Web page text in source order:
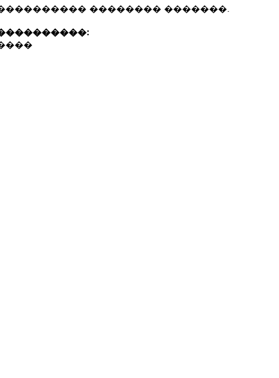
�������� �������.